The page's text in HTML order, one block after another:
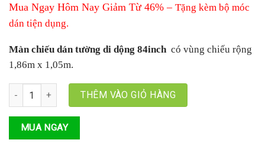
là:
295.000 ₫.
tại
Mua Ngay Hôm Nay Giảm Từ 46% – Tặng kèm bộ móc
dán tiện dụng.
Màn chiếu dán tường di dộng 84inchcó vùng chiếu rộng
1,86m x 1,05m.
Màn chiếu vải, màn chiếu ngoài trời gấp gọn di động 84inch,
THÊM VÀO GIỎ HÀNG
MUA NGAY